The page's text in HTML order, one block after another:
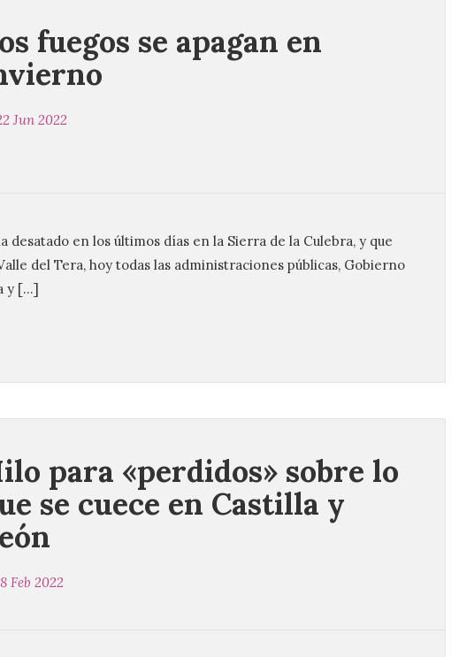
fuegos se apagan en
Jun 2022
desatado en los últimos días en la Sierra de la Culebra, y que
del Tera, hoy todas las administraciones públicas, Gobierno
y […]
para «perdidos» sobre lo
se cuece en Castilla y
Feb 2022